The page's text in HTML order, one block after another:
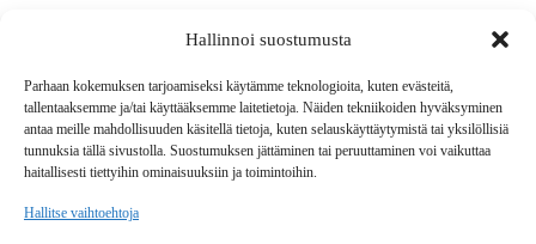
Hallinnoi suostumusta
Parhaan kokemuksen tarjoamiseksi käytämme teknologioita, kuten evästeitä,
tallentaaksemme ja/tai käyttääksemme laitetietoja. Näiden tekniikoiden hyväksyminen
antaa meille mahdollisuuden käsitellä tietoja, kuten selauskäyttäytymistä tai yksilöllisiä
tunnuksia tällä sivustolla. Suostumuksen jättäminen tai peruuttaminen voi vaikuttaa
haitallisesti tiettyihin ominaisuuksiin ja toimintoihin.
Hallitse vaihtoehtoja
Tavarantoimitus / Maksutavat
Toimitustavat
Maksutavat
Vaihto ja palautus
Reklamaatiot